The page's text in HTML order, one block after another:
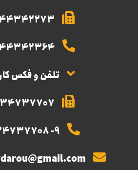
44342273
44342364
تلفن و فکس
34737707
9- 081-34737708